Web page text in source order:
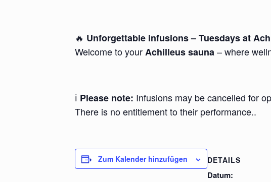
🔥 Unforgettable infusions – Tuesdays at
Welcome to yourAchilleus sauna– where
ℹ️ Please note: Infusions may be cancelled for
There is no entitlement to their performance..
Zum Kalender hinzufügen DETAILS
Datum: